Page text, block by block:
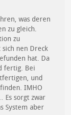
was deren
zu gleich.
zu
nen Dreck
hat. Da
fertig. Bei
und
IMHO
Es sorgt zwar
System aber